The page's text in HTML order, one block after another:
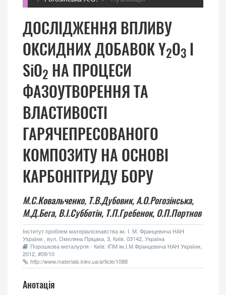
ДОСЛІДЖЕННЯ ВПЛИВУ
ОКСИДНИХ ДОБАВОК Y2O3 І
SiO2 НА ПРОЦЕСИ
ФАЗОУТВОРЕННЯ ТА
ВЛАСТИВОСТІ
ГАРЯЧЕПРЕСОВАНОГО
КОМПОЗИТУ НА ОСНОВІ
КАРБОНІТРИДУ БОРУ
М.С.Ковальченко, Т.В.Дубовик, А.О.Рогозінська,
М.Д.Бега, В.І.Субботін, Т.П.Гребенок, О.П.Портнов
Інститут проблем матеріалознавства ім. І. М. Францевича НАН
України , вул. Омеляна Пріцака, 3, Київ, 03142, Україна
Порошкова металургія - Київ: ІПМ ім.І.М.Францевича НАН України,
2012, #09/10
http://www.materials.kiev.ua/article/1088
Анотація